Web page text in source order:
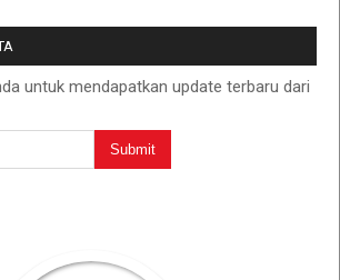
untuk mendapatkan update terbaru dari